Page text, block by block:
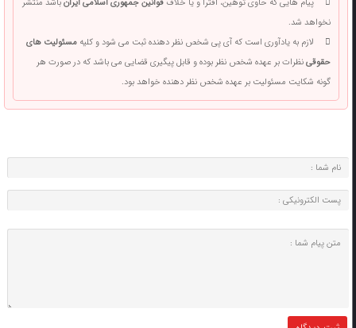
نخواهد شد.
لازم به یادآوری است که آی پی شخص نظر دهنده ثبت می شود و کلیهمسئولیت های
حقوقینظرات بر عهده شخص نظر بوده و قابل پیگیری قضایی می باشد که در صورت هر
گونه شکایت مسئولیت بر عهده شخص نظر دهنده خواهد بود.